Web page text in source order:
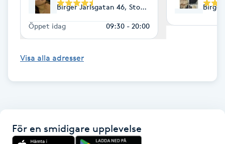
Fotmassage
Fotsvamp
Fransborttagning
Birger Jarlsgatan 46, Stockholm
Öppet idag 09:30 - 20:00
Visa alla adresser
För en smidigare upplevelse